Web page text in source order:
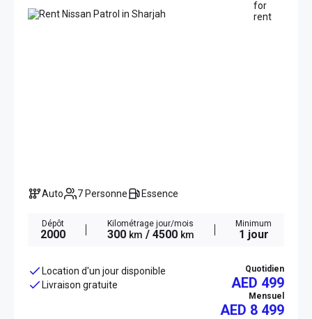
Auto 7 Personne Essence
Dépôt
2000
Kilométrage jour/mois
300 km / 4500 km
Minimum
1 jour
Location d'un jour disponible
Livraison gratuite
Quotidien
AED 499
Mensuel
AED 8 499